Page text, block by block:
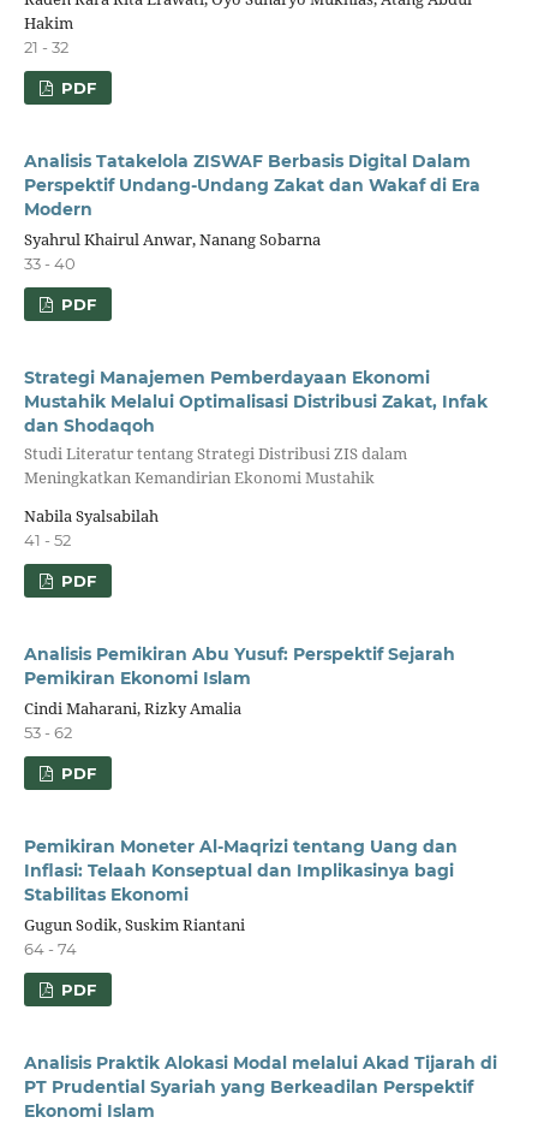
Hakim
21 - 32
PDF
Analisis Tatakelola ZISWAF Berbasis Digital Dalam
Perspektif Undang-Undang Zakat dan Wakaf di Era
Modern
Syahrul Khairul Anwar, Nanang Sobarna
33 - 40
PDF
Strategi Manajemen Pemberdayaan Ekonomi
Mustahik Melalui Optimalisasi Distribusi Zakat, Infak
dan Shodaqoh
Studi Literatur tentang Strategi Distribusi ZIS dalam
Meningkatkan Kemandirian Ekonomi Mustahik
Nabila Syalsabilah
41 - 52
PDF
Analisis Pemikiran Abu Yusuf: Perspektif Sejarah
Pemikiran Ekonomi Islam
Cindi Maharani, Rizky Amalia
53 - 62
PDF
Pemikiran Moneter Al-Maqrizi tentang Uang dan
Inflasi: Telaah Konseptual dan Implikasinya bagi
Stabilitas Ekonomi
Gugun Sodik, Suskim Riantani
64 - 74
PDF
Analisis Praktik Alokasi Modal melalui Akad Tijarah di
PT Prudential Syariah yang Berkeadilan Perspektif
Ekonomi Islam